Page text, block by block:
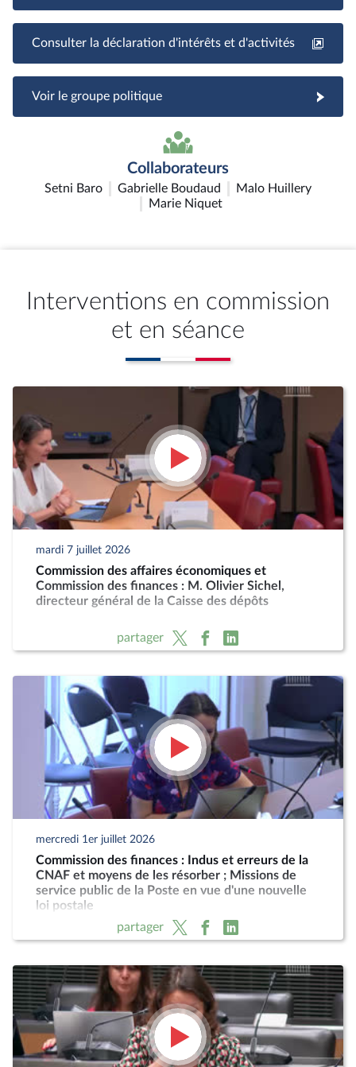
Consulter la déclaration d'intérêts et d'activités
Voir le groupe politique
Collaborateurs
Setni Baro Gabrielle Boudaud
Malo Huillery
Marie Niquet
Interventions en commission
et en séance
mardi 7 juillet 2026
Commission des affaires économiques et
Commission des finances : M. Olivier Sichel,
directeur général de la Caisse des dépôts
partager
mercredi 1er juillet 2026
Commission des finances : Indus et erreurs de la
CNAF et moyens de les résorber ; Missions de
service public de la Poste en vue d'une nouvelle
loi postale
partager